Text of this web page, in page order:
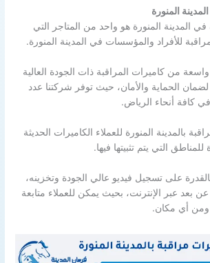
المنورة
المدينة المنورة هو واحد من المتاجر التي
للأفراد والمؤسسات في المدينة المنورة.
من كاميرات المراقبة ذات الجودة العالية
لضمان الحماية والأمان، حيث توفر شركتنا عدد
كافة أنحاء الرياض.
بالمدينة المنورة للعملاء الكاميرات الحديثة
التي يتم تثبيتها فيها.
على تسجيل فيديو عالي الجودة وتخزينه،
بعد عبر الإنترنت، بحيث يمكن للعملاء متابعة
أي مكان.